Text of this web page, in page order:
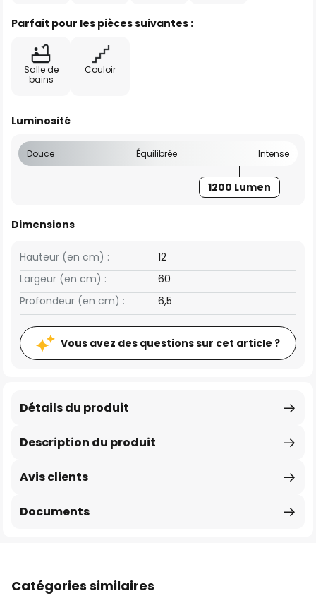
Parfait pour les pièces suivantes :
Salle de
bains
Couloir
Luminosité
Douce Équilibrée Intense
1200 Lumen
Dimensions
Largeur (en cm) : 60
Hauteur (en cm) : 12
Profondeur (en cm) : 6,5
Vous avez des questions sur cet article ?
Description du produit
Détails du produit
Avis clients
Documents
Catégories similaires